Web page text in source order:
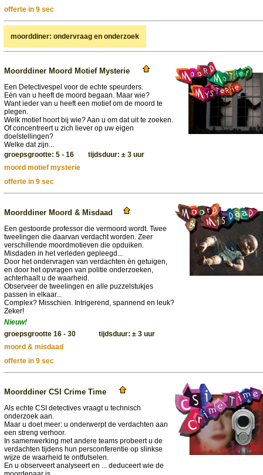
offerte in 9 sec
moorddiner: ondervraag en onderzoek
Moorddiner Moord Motief Mysterie
Een Detectivespel voor de echte speurders.
Eén van u heeft de moord begaan. Maar wie?
Want ieder van u heeft een motief om de moord te
plegen.
Welk motief hoort bij wie? Aan u om dat uit te zoeken.
Of concentreert u zich liever op uw eigen
doelstellingen?
Welke dat zijn...
groepsgrootte: 5 - 16 tijdsduur: ± 3 uur
moord motief mysterie
offerte in 9 sec
Moorddiner Moord & Misdaad
Een gestoorde professor die vermoord wordt. Twee
tweelingen die daarvan verdacht worden. Zeer
verschillende moordmotieven die opduiken.
Misdaden in het verleden gepleegd...
Door het ondervragen van verdachten èn getuigen,
en door het opvragen van politie onderzoeken,
achterhaalt u de waarheid.
Observeer de tweelingen en alle puzzelstukjes
passen in elkaar...
Complex? Misschien. Intrigerend, spannend en leuk?
Zeker!
Nieuw!
groepsgrootte 16 - 30 tijdsduur: ± 3 uur
moord & misdaad
offerte in 9 sec
Moorddiner CSI Crime Time
Als echte CSI detectives vraagt u technisch
onderzoek aan.
Maar u doet meer: u onderwerpt de verdachten aan
een streng verhoor.
In samenwerking met andere teams probeert u de
verdachten tijdens hun persconferentie op slinkse
wijze de waarheid te ontfutselen.
En u observeert analyseert en ... deduceert wie de